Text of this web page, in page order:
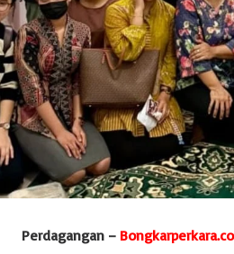
a
g
a
n
g
a
n
T
e
k
a
a
Perdagangan –